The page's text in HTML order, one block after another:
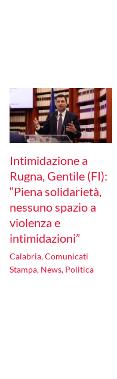
Intimidazione a
Rugna, Gentile (FI):
“Piena solidarietà,
nessuno spazio a
violenza e
intimidazioni”
Calabria,Comunicati
Stampa, News, Politica